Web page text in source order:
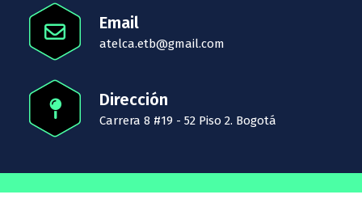
Email
atelca.etb@gmail.com
Dirección
Carrera 8 #19 - 52 Piso 2. Bogotá